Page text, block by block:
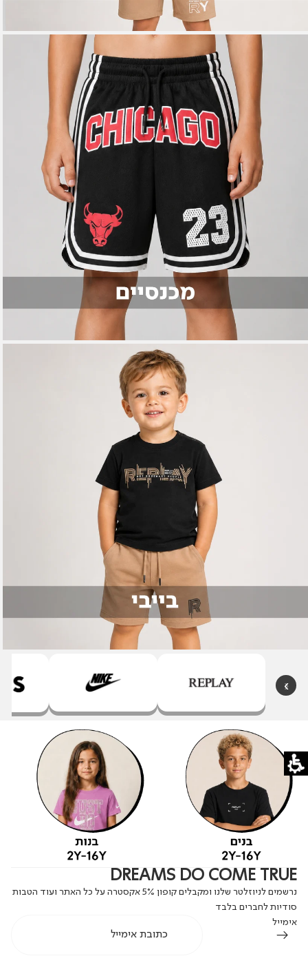
‹
›
DREAMS DO COME TRUE
נרשמים לניוזלטר שלנו ומקבלים קופון 5% אקסטרה על כל האתר ועוד הטבות
סודיות לחברים בלבד
אימייל